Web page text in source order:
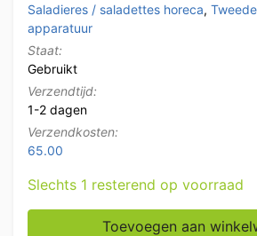
Saladieres / saladettes horeca,
apparatuur
Staat:
Gebruikt
Verzendtijd:
1-2 dagen
Verzendkosten:
65.00
Slechts 1 resterend op voorraad
RVS Saladette Koelwerkbank 2
Toevoegen aan